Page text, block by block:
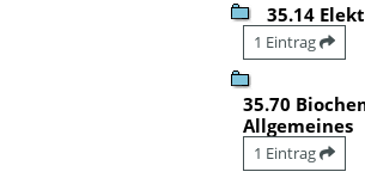
35.14
1 Eintrag
35.70
Allgemeines
1 Eintrag